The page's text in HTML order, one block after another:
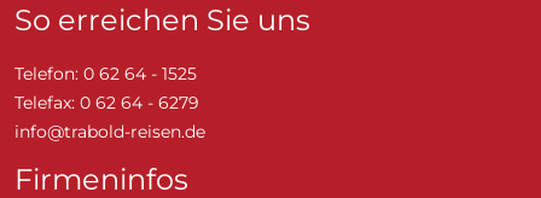
So erreichen Sie uns
Telefon: 0 62 64 - 1525
Telefax: 0 62 64 - 6279
info@trabold-reisen.de
Firmeninfos